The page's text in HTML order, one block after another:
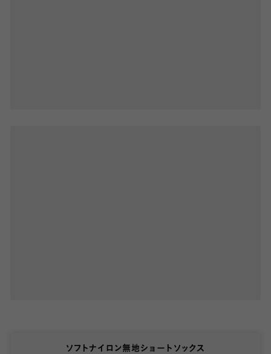
ソフトナイロン無地ショートソックス